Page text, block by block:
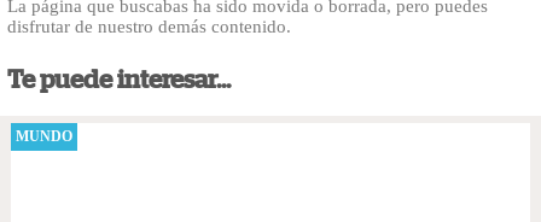
La página que buscabas ha sido movida o borrada, pero puedes
disfrutar de nuestro demás contenido.
Te puede interesar...
MUNDO